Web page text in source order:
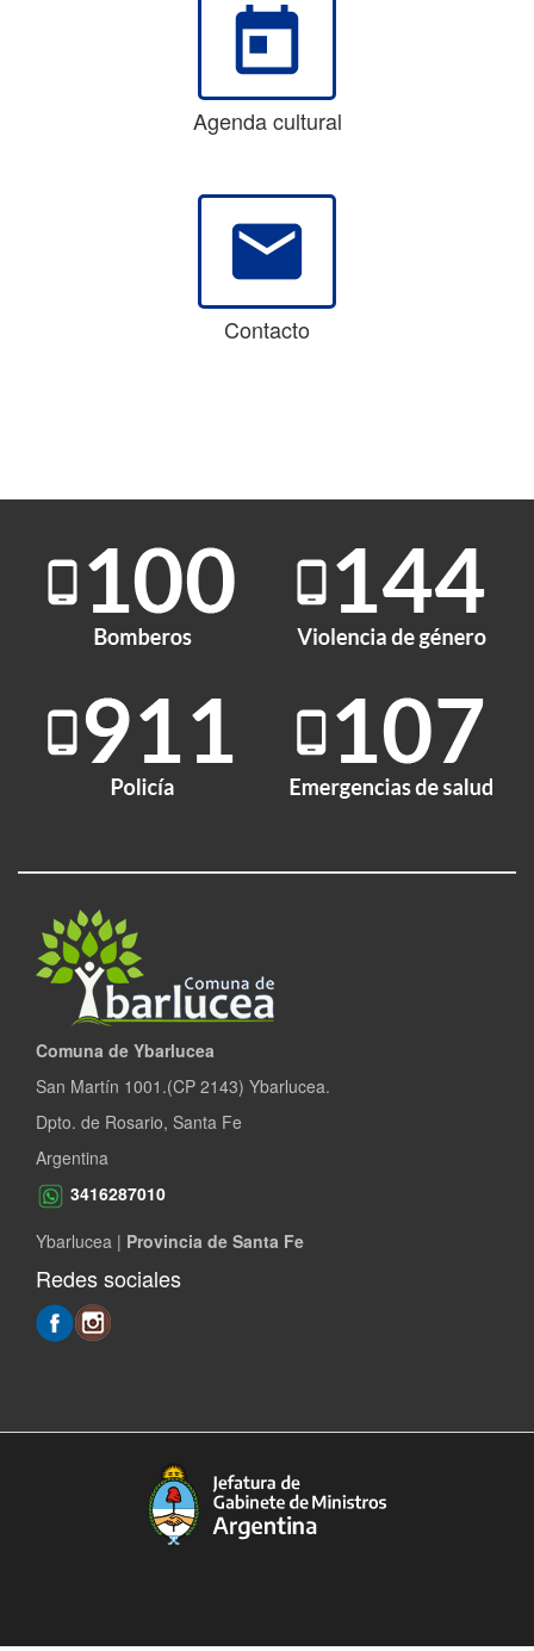
today
Agenda cultural
email
Contacto
Comuna de Ybarlucea
San Martín 1001.(CP 2143) Ybarlucea.
Dpto. de Rosario, Santa Fe
Argentina
3416287010
Ybarlucea | Provincia de Santa Fe
Redes sociales